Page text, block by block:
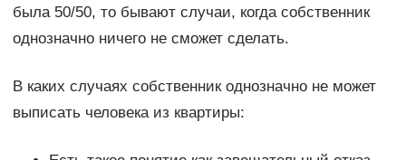
была 50/50, то бывают случаи, когда собственник
однозначно ничего не сможет сделать.
В каких случаях собственник однозначно не может
выписать человека из квартиры: